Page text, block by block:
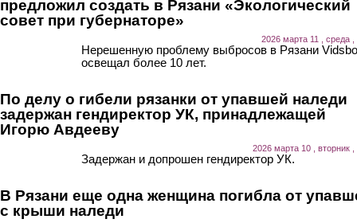
предложил создать в Рязани «Экологический
совет при губернаторе»
2026 марта 11 , среда ,
Нерешенную проблему выбросов в Рязани
освещал более 10 лет.
По делу о гибели рязанки от упавшей наледи
задержан гендиректор УК, принадлежащей
Игорю Авдееву
2026 марта 10 , вторник ,
Задержан и допрошен гендиректор УК.
В Рязани еще одна женщина погибла от
с крыши наледи